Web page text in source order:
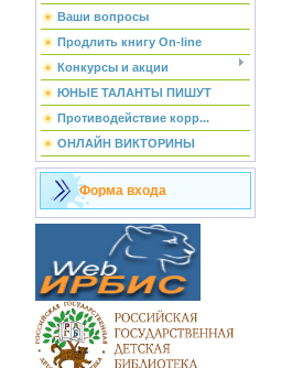
Ваши вопросы
Продлить книгу On-line
Конкурсы и акции
ЮНЫЕ ТАЛАНТЫ ПИШУТ
Противодействие корр...
ОНЛАЙН ВИКТОРИНЫ
Форма входа